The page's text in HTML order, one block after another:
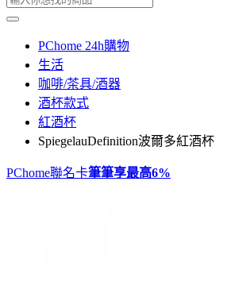
PChome 24h購物
生活
咖啡/茶具/酒器
酒杯款式
紅酒杯
SpiegelauDefinition波爾多紅酒杯
PChome聯名卡筆筆享最高6%